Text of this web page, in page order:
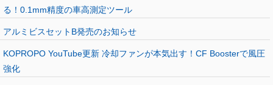
る！0.1mm精度の車高測定ツール
アルミビスセットB発売のお知らせ
KOPROPO YouTube更新 冷却ファンが本気出す！CF Boosterで風圧
強化